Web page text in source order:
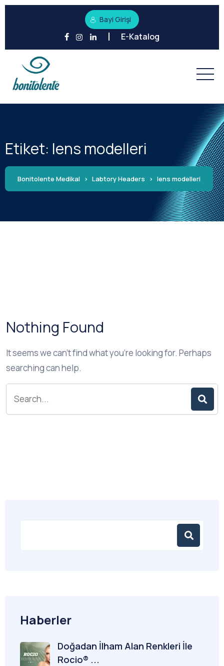
Bayi Girişi
E-Katalog
Etiket: lens modelleri
Bonitolente Medikal > Labtory Headers > lens modelleri
Nothing Found
It seems we can’t find what you’re looking for. Perhaps
searching can help.
Haberler
Doğadan İlham Alan Renkleri İle
Rocio® ...